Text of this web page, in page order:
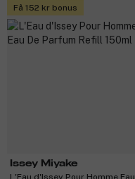
Få 152 kr bonus
Issey Miyake
L'Eau d'Issey Pour Homme Eau